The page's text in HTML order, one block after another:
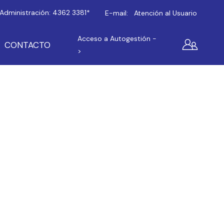
Administración: 4362 3381* E-mail: Atención al Usuario
CONTACTO
Acceso a Autogestión -
>